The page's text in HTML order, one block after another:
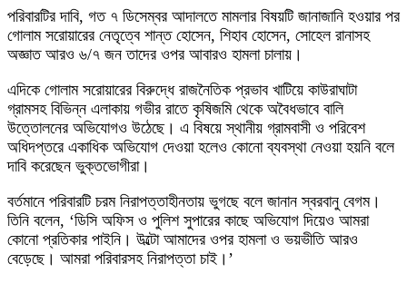
পরিবারটির দাবি, গত ৭ ডিসেম্বর আদালতে মামলার বিষয়টি জানাজানি হওয়ার পর
গোলাম সরোয়ারের নেতৃত্বে শান্ত হোসেন, শিহাব হোসেন, সোহেল রানাসহ
অজ্ঞাত আরও ৬/৭ জন তাদের ওপর আবারও হামলা চালায়।
এদিকে গোলাম সরোয়ারের বিরুদ্ধে রাজনৈতিক প্রভাব খাটিয়ে কাউরাঘাটা
গ্রামসহ বিভিন্ন এলাকায় গভীর রাতে কৃষিজমি থেকে অবৈধভাবে বালি
উত্তোলনের অভিযোগও উঠেছে। এ বিষয়ে স্থানীয় গ্রামবাসী ও পরিবেশ
অধিদপ্তরে একাধিক অভিযোগ দেওয়া হলেও কোনো ব্যবস্থা নেওয়া হয়নি বলে
দাবি করেছেন ভুক্তভোগীরা।
বর্তমানে পরিবারটি চরম নিরাপত্তাহীনতায় ভুগছে বলে জানান স্বরবানু বেগম।
তিনি বলেন, ‘ডিসি অফিস ও পুলিশ সুপারের কাছে অভিযোগ দিয়েও আমরা
কোনো প্রতিকার পাইনি। উল্টো আমাদের ওপর হামলা ও ভয়ভীতি আরও
বেড়েছে। আমরা পরিবারসহ নিরাপত্তা চাই।’